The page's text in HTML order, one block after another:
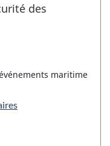
des
maritime